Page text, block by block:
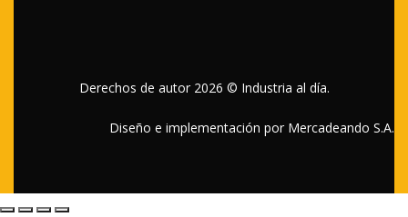
Derechos de autor 2026 © Industria al día.
Diseño e implementación por Mercadeando S.A.